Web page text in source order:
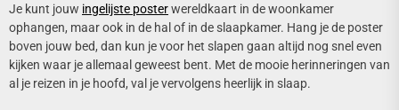
Je kunt jouw ingelijste posterwereldkaart in de woonkamer
ophangen, maar ook in de hal of in de slaapkamer. Hang je de poster
boven jouw bed, dan kun je voor het slapen gaan altijd nog snel even
kijken waar je allemaal geweest bent. Met de mooie herinneringen van
al je reizen in je hoofd, val je vervolgens heerlijk in slaap.